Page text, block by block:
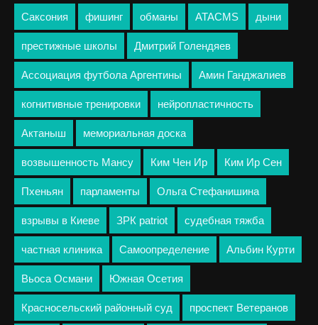
Саксония фишинг обманы ATACMS дыни
престижные школы Дмитрий Голендяев
Ассоциация футбола Аргентины Амин Ганджалиев
когнитивные тренировки нейропластичность
Актаныш мемориальная доска
возвышенность Мансу Ким Чен Ир Ким Ир Сен
Пхеньян парламенты Ольга Стефанишина
взрывы в Киеве ЗРК patriot судебная тяжба
частная клиника Самоопределение Альбин Курти
Вьоса Османи Южная Осетия
Красносельский районный суд проспект Ветеранов